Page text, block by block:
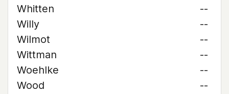
Whitten
--
Willy
--
Wilmot
--
Wittman
--
Woehlke
--
Wood
--